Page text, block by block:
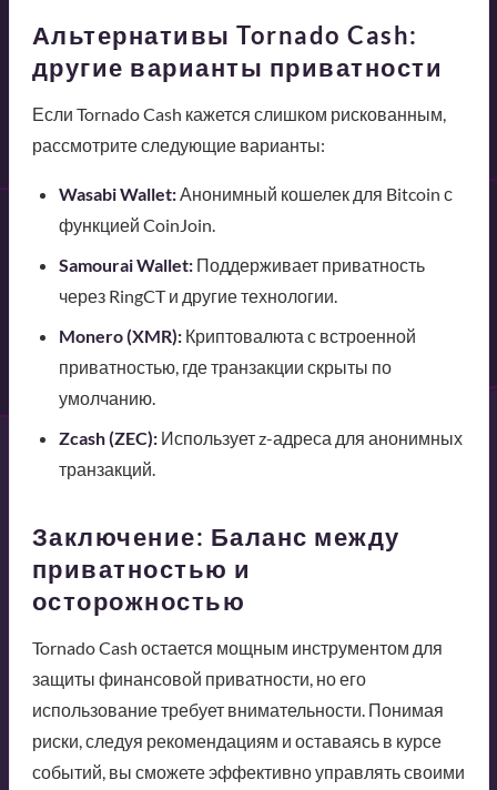
Альтернативы Tornado Cash:
другие варианты приватности
Если Tornado Cash кажется слишком рискованным,
рассмотрите следующие варианты:
Wasabi Wallet:Анонимный кошелек для Bitcoin с
функцией CoinJoin.
Samourai Wallet:Поддерживает приватность
через RingCT и другие технологии.
Monero (XMR):Криптовалюта с встроенной
приватностью, где транзакции скрыты по
умолчанию.
Zcash (ZEC):Использует z-адреса для анонимных
транзакций.
Заключение: Баланс между
приватностью и
осторожностью
Tornado Cash остается мощным инструментом для
защиты финансовой приватности, но его
использование требует внимательности. Понимая
риски, следуя рекомендациям и оставаясь в курсе
событий, вы сможете эффективно управлять своими